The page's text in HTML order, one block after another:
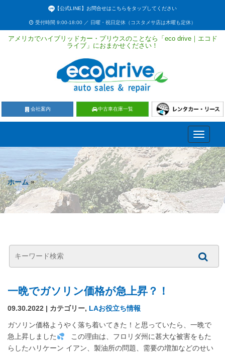
【公式LINE】お問合せはこちらをタップしてください
受付時間 9:00-18:00 ／ 日曜・祝日定休（コスタメサ店は木曜も定休）
アメリカでハイブリッドカー・プリウスのことなら「eco drive｜エコド
ライブ」におまかせください！
会社案内 中古車在庫一覧
Toggle
ホーム»
一晩でガソリン価格が急上昇？！
09.30.2022 | カテゴリー, LAお役立ち情報
ガソリン価格ようやく落ち着いてきた！と思っていたら、一晩で
急上昇しました
この理由は、フロリダ州に甚大な被害をもた
らしたハリケーン イアン、製油所の問題、需要の増加などのせい